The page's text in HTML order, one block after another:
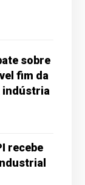
sobre
fim da
indústria
recebe